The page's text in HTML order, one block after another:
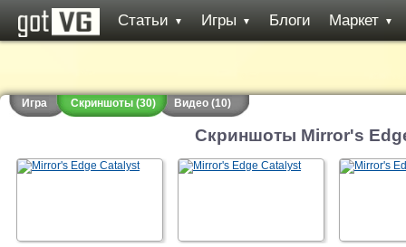
Статьи ▼ Игры ▼ Блоги Маркет ▼
Игра Скриншоты (30) Видео (10)
Скриншоты Mirror's